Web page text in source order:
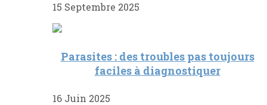
15 Septembre 2025
Parasites : des troubles pas toujours
faciles à diagnostiquer
16 Juin 2025